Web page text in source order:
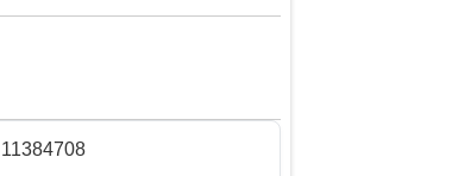
11384708